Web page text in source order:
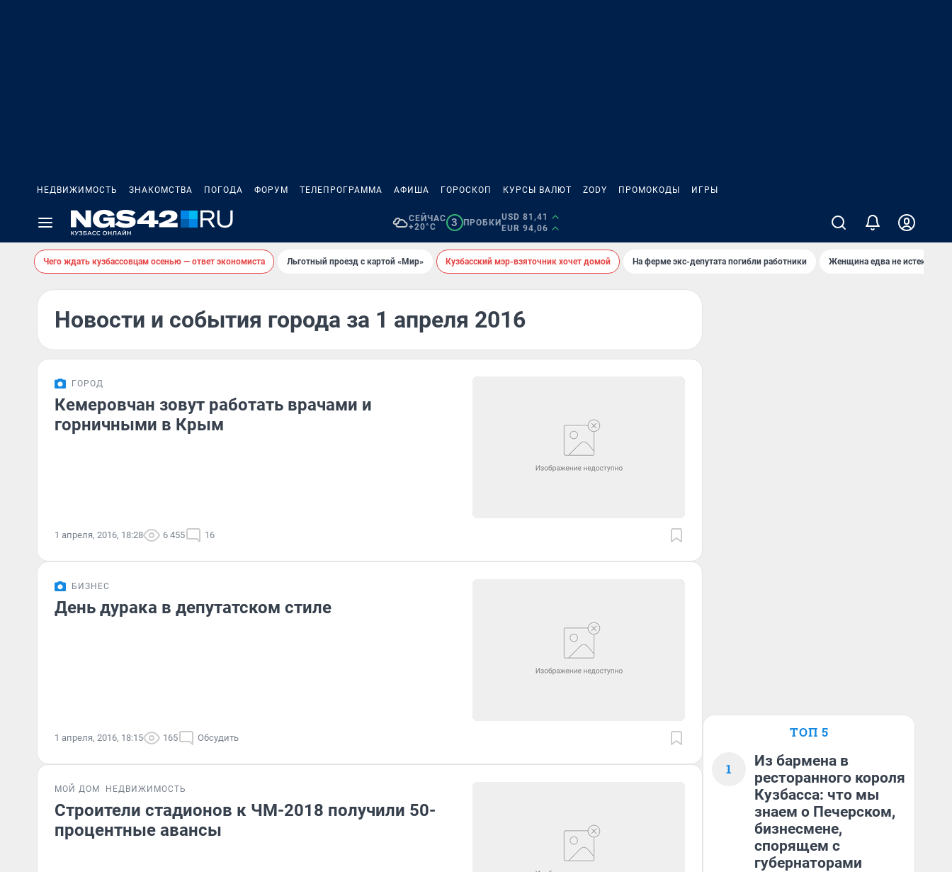
НЕДВИЖИМОСТЬ ЗНАКОМСТВА ПОГОДА ФОРУМ ТЕЛЕПРОГРАММА АФИША ГОРОСКОП КУРСЫ ВАЛЮТ ZODY ПРОМОКОДЫ ИГРЫ
СЕЙЧАС
+20°C
3 ПРОБКИ
USD 81,41
EUR 94,06
Чего ждать кузбассовцам осенью — ответ экономиста Льготный проезд с картой «Мир» Кузбасский мэр-взяточник хочет домой На ферме экс-депутата погибли работники Женщина едва не истекла
Новости и события города за 1 апреля 2016
ГОРОД
Кемеровчан зовут работать врачами и
горничными в Крым
1 апреля, 2016, 18:28 6 455 16
БИЗНЕС
День дурака в депутатском стиле
1 апреля, 2016, 18:15 165 Обсудить
МОЙ ДОМ НЕДВИЖИМОСТЬ
Строители стадионов к ЧМ-2018 получили 50-
процентные авансы
ТОП 5
1
Из бармена в
ресторанного короля
Кузбасса: что мы
знаем о Печерском,
бизнесмене,
спорящем с
губернаторами